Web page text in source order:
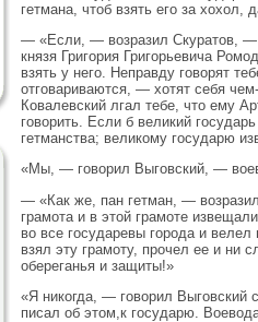
гетмана, чтоб взять его за хохол,
— «Если, — возразил Скуратов, —
князя Григория Григорьевича
взять у него. Неправду говорят
отговариваются, — хотят себя
Ковалевский лгал тебе, что ему
говорить. Если б великий
гетманства; великому государю
«Мы, — говорил Выговский, —
— «Как же, пан гетман, —
грамота и в этой грамоте
во все государевы города и
взял эту грамоту, прочел ее и ни
обереганья и защиты!»
«Я никогда, — говорил
писал об этом,к государю.